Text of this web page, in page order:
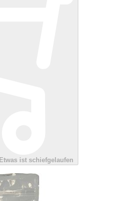
Etwas ist schiefgelaufen